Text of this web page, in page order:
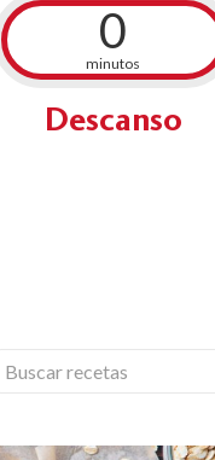
0
minutos
Descanso